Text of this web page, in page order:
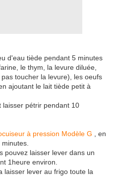
d'eau tiède pendant 5 minutes
le thym, la levure diluée,
toucher la levure), les oeufs
ajoutant le lait tiède petit à
laisser pétrir pendant 10
à pression Modèle G
en
pouvez laisser lever dans un
1heure environ.
laisser lever au frigo toute la